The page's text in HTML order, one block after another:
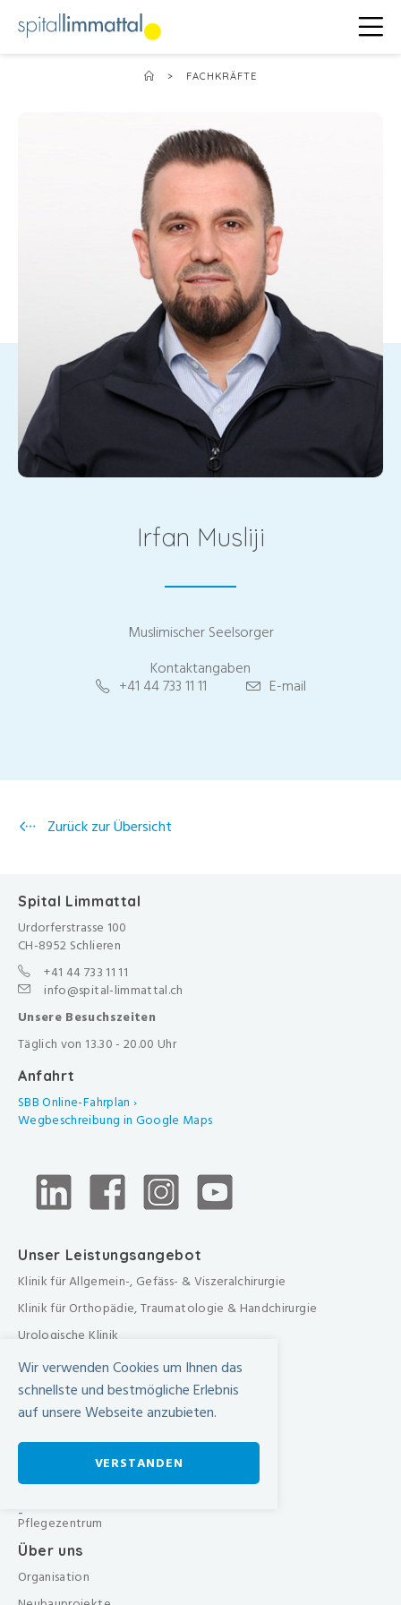
> FACHKRÄFTE
Irfan Musliji
Muslimischer Seelsorger
Kontaktangaben
+41 44 733 11 11 E-mail
Zurück zur Übersicht
Spital Limmattal
Urdorferstrasse 100
CH-8952 Schlieren
+41 44 733 11 11
info@spital-limmattal.ch
Unsere Besuchszeiten
Täglich von 13.30 - 20.00 Uhr
Anfahrt
SBB Online-Fahrplan ›
Wegbeschreibung in Google Maps
Unser Leistungsangebot
Klinik für Allgemein-, Gefäss- & Viszeralchirurgie
Klinik für Orthopädie, Traumatologie & Handchirurgie
Urologische Klinik
Medizinische Klinik
Frauenklinik
Übergreifende medizinische Bereiche
Übergreifende Bereiche
Beratungen & Dienste
Pflegezentrum
Über uns
Organisation
Wir verwenden Cookies um Ihnen das
schnellste und bestmögliche Erlebnis
auf unsere Webseite anzubieten.
VERSTANDEN
-